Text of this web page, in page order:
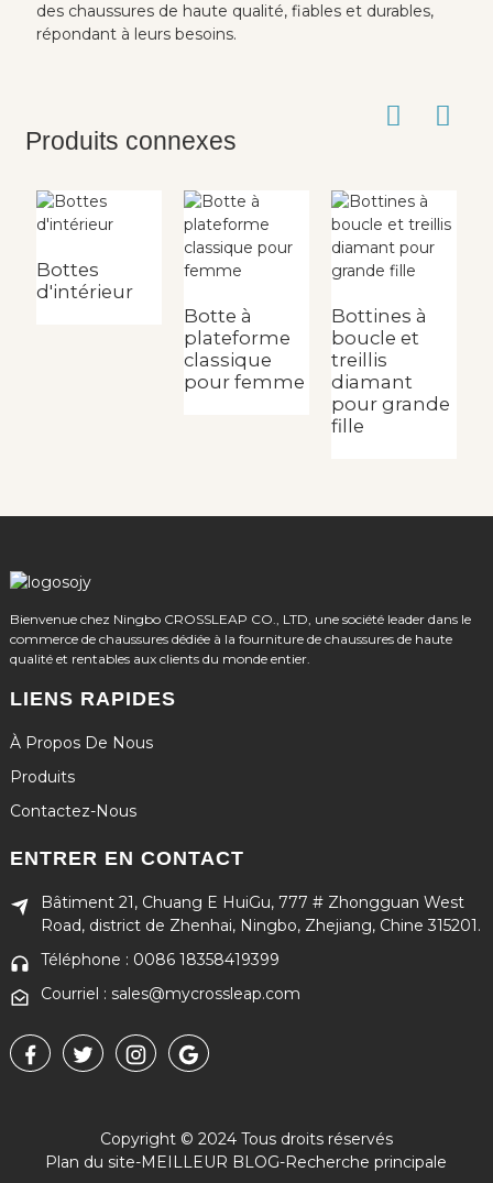
des chaussures de haute qualité, fiables et durables,
répondant à leurs besoins.
Produits connexes
Bottes
d'intérieur
Botte à
plateforme
classique
pour femme
Bottines à
boucle et
treillis
diamant
pour grande
fille
Bienvenue chez Ningbo CROSSLEAP CO., LTD, une société leader dans le
commerce de chaussures dédiée à la fourniture de chaussures de haute
qualité et rentables aux clients du monde entier.
LIENS RAPIDES
À Propos De Nous
Produits
Contactez-Nous
ENTRER EN CONTACT
Bâtiment 21, Chuang E HuiGu, 777 # Zhongguan West
Road, district de Zhenhai, Ningbo, Zhejiang, Chine 315201.
Téléphone : 0086 18358419399
Courriel : sales@mycrossleap.com
Copyright © 2024 Tous droits réservés
Plan du site-MEILLEUR BLOG-Recherche principale